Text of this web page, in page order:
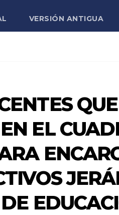
VERSIÓN ANTIGUA
EL